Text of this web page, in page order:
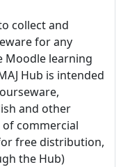
collect and
for any
Moodle learning
Hub is intended
and other
commercial
free distribution,
the Hub)